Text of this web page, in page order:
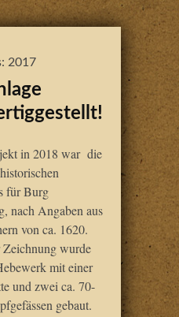
2017
in 2018 war die
für Burg
nach Angaben aus
von ca. 1620.
wurde
mit einer
und zwei ca. 70-
gebaut.